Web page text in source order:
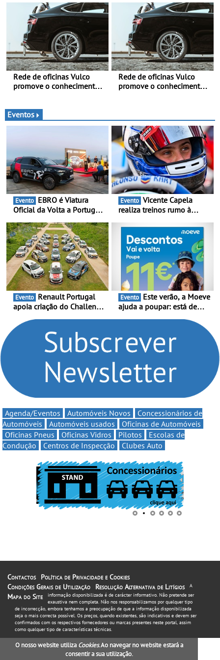
conduzir com mais
segurança
Grande - E assinatura para
nova unidade em Vialonga
Rede de oficinas Vulco
promove o conhecimento
segurança
Rede de oficinas Vulco
promove o conhecimento
Eventos
Evento
Oficial da Volta a Portugal
presença nacional ao lado
da mítica prova de ciclismo
e leva a sua gama SUV
multi-energia às estradas
de Portugal
Evento
realiza treinos rumo à
Portugal Karting e mira boa
estreia - O Campeonato
Portugal Karting 2026
decorre entre 1 de Março e
6 de Setembro
Evento
apoia criação do Challenge
compromisso com o
automobilismo nacional
continua em 2026
Evento
ajuda a poupar: está de
Volta” com descontos de
Agenda/Eventos Automóveis Novos
Concessionários de
Automóveis
Automóveis usados
Oficinas de Automóveis
Oficinas Pneus
Oficinas Vidros Pilotos
Escolas de
Condução
Centros de Inspecção Clubes Auto
Contactos
Política de Privacidade e Cookies
Condições Gerais de Utilização
Resolução Alternativa de Litígios
Mapa do Site
A
informação disponibilizada é de carácter informativo. Não pretende ser
exaustiva nem completa. Não nos responsabilizamos por qualquer tipo
de incorrecção, embora tenhamos a preocupação de que a informação disponibilizada
seja o mais correcta possível. Os preços, quando existentes, são indicativos e devem ser
confirmados com os respectivos fornecedores ou marcas presentes neste portal, assim
como qualquer tipo de características técnicas.
O nosso website utiliza Cookies. Ao navegar no website estará a
consentir a sua utilização.